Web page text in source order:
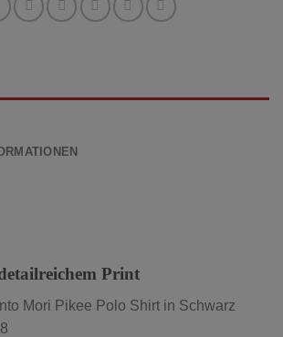
Print
Mori Pikee Polo Shirt in Schwarz